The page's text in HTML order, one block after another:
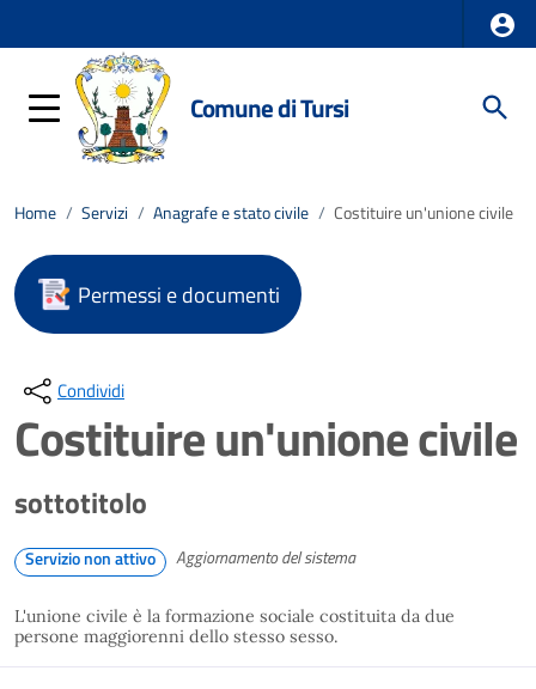
Comune di Tursi
Home / Servizi / Anagrafe e stato civile / Costituire un'unione civile
Permessi e documenti
Condividi
Costituire un'unione civile
sottotitolo
Servizio non attivo Aggiornamento del sistema
L'unione civile è la formazione sociale costituita da due
persone maggiorenni dello stesso sesso.